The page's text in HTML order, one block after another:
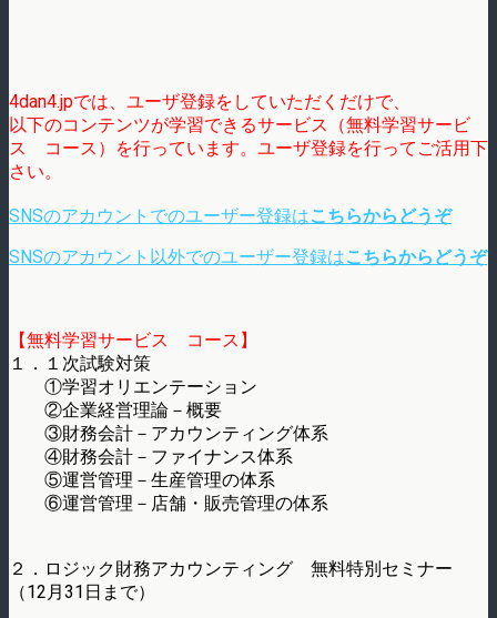
4dan4.jpでは、ユーザ登録をしていただくだけで、
以下のコンテンツが学習できるサービス（無料学習サービ
ス コース）を行っています。ユーザ登録を行ってご活用下
さい。
SNSのアカウントでのユーザー登録はこちらからどうぞ
SNSのアカウント以外でのユーザー登録はこちらからどうぞ
【無料学習サービス コース】
１．１次試験対策
①学習オリエンテーション
②企業経営理論－概要
③財務会計－アカウンティング体系
④財務会計－ファイナンス体系
⑤運営管理－生産管理の体系
⑥運営管理－店舗・販売管理の体系
２．ロジック財務アカウンティング 無料特別セミナー
（12月31日まで）